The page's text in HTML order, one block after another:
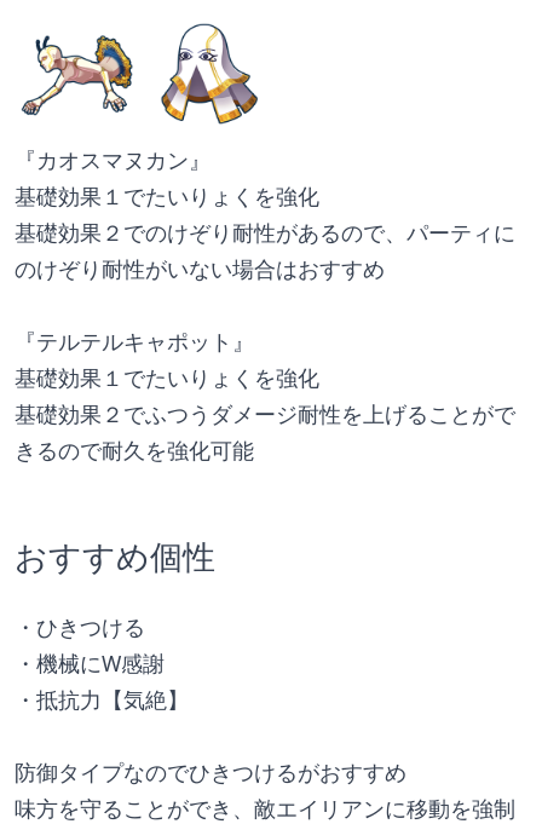
『カオスマヌカン』
基礎効果１でたいりょくを強化
基礎効果２でのけぞり耐性があるので、パーティに
のけぞり耐性がいない場合はおすすめ
『テルテルキャポット』
基礎効果１でたいりょくを強化
基礎効果２でふつうダメージ耐性を上げることがで
きるので耐久を強化可能
おすすめ個性
・ひきつける
・機械にW感謝
・抵抗力【気絶】
防御タイプなのでひきつけるがおすすめ
味方を守ることができ、敵エイリアンに移動を強制